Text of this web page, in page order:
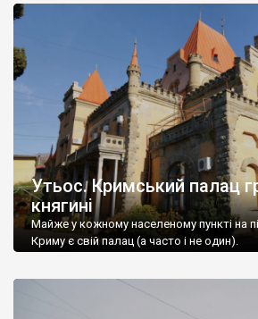
Утьос. Кримський палац
княгині
Майже у кожному населеному пункті на
Криму є свій палац (а часто і не один).